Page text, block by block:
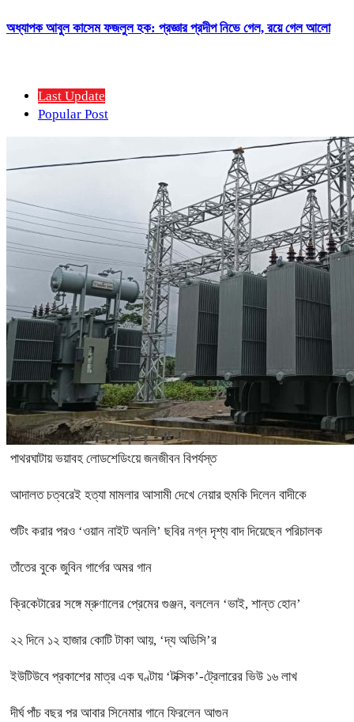
অধ্যাপক আবুল কাসেম ফজলুল হক: প্রজ্ঞার প্রদীপ নিভে গেল, রয়ে গেল আলো
Last Update
Popular Post
পাথরঘাটায় ভয়াবহ লোডশেডিংয়ে জনজীবন বিপর্যস্ত
আদালত চত্বরেই হত্যা মামলার আসামী দেখে নেয়ার হুমকি দিলেন বাদীকে
শুটিং করার পরও ‘ওয়ান নাইট অনলি’ ছবির নগ্ন দৃশ্য বাদ দিয়েছেন পরিচালক
তাঁতের বুকে জুবিন গার্গের অমর গান
ক্রিকেটারের সঙ্গে ম্রুণালের প্রেমের গুঞ্জন, বললেন ‘ভাই, শান্ত হোন’
২২ দিনে ১২ হাজার কোটি টাকা আয়, ‘দ্য অডিসি’র
ইউটিউবে প্রকাশের মাত্র এক ঘণ্টায় ‘টক্সিক’-ট্রেলারের ভিউ ১৬ লাখ
দীর্ঘ পাঁচ বছর পর আবার সিনেমার গানে ফিরলেন আগুন